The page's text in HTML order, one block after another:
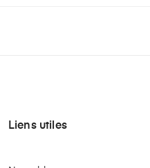
Liens utiles